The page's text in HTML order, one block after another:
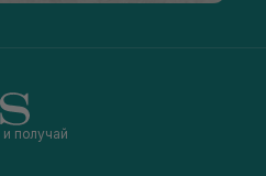
и получай